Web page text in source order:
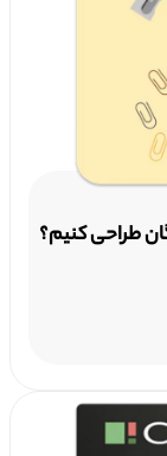
طراحی کنیم؟